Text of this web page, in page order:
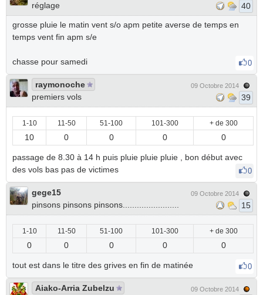
réglage
40
grosse pluie le matin vent s/o apm petite averse de temps en
temps vent fin apm s/e
chasse pour samedi 0
raymonoche
premiers vols
09 Octobre 2014
39
1-10 11-50 51-100 101-300 + de 300
10 0 0 0 0
passage de 8.30 à 14 h puis pluie pluie pluie , bon début avec
des vols bas pas de victimes
0
gege15
pinsons pinsons pinsons........................
09 Octobre 2014
15
1-10 11-50 51-100 101-300 + de 300
0 0 0 0 0
tout est dans le titre des grives en fin de matinée 0
Aiako-Arria Zubelzu
09 Octobre 2014